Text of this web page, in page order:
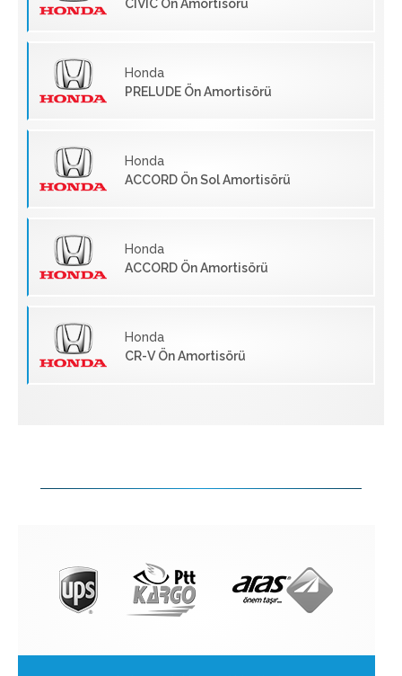
CIVIC Ön Amortisörü
Honda
PRELUDE Ön Amortisörü
Honda
ACCORD Ön Sol Amortisörü
Honda
ACCORD Ön Amortisörü
Honda
CR-V Ön Amortisörü